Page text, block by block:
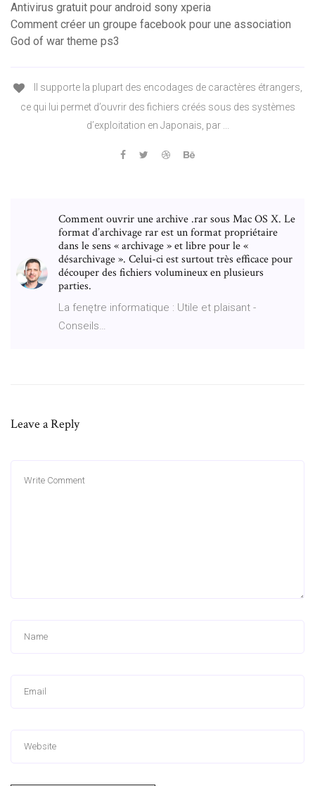
Antivirus gratuit pour android sony xperia
Comment créer un groupe facebook pour une association
God of war theme ps3
Il supporte la plupart des encodages de caractères étrangers,
ce qui lui permet d’ouvrir des fichiers créés sous des systèmes
d’exploitation en Japonais, par ...
Comment ouvrir une archive .rar sous Mac OS X. Le
format d’archivage rar est un format propriétaire
dans le sens « archivage » et libre pour le «
désarchivage ». Celui-ci est surtout très efficace pour
découper des fichiers volumineux en plusieurs
parties.
La fenętre informatique : Utile et plaisant -
Conseils…
Leave a Reply